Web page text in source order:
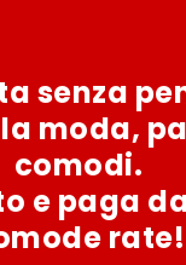
senza
moda,
comodi.
e paga
rate!